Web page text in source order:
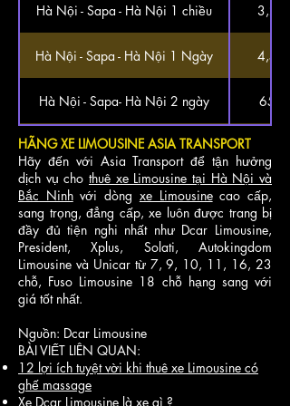
Hà Nội - Sapa - Hà Nội 1 chiều
Hà Nội - Sapa - Hà Nội 1 Ngày
Hà Nội - Sapa- Hà Nội 2 ngày
Hà Nội- Sapa- Hà Nội 3 ngày
City tour 1 ngày (theo chương trình)-
8 tiếng
City tour 1/2 ngày (theo chương
trình)
Hà Nội - Chùa Hương 1 ngày
Hà Nội – Đường Lâm - Hà Nội
Hà Nội - Chùa Thầy - Chùa Tây
Phương - Hà Nội
HÃNG XE LIMOUSINE ASIA TRANSPORT
Hãy đến với Asia Transport để tận hưởng
dịch vụ cho thuê xe Limousine tại Hà Nội và
Bắc Ninhvới dòng xe Limousinecao cấp,
sang trọng, đẳng cấp, xe luôn được trang bị
đầy đủ tiện nghi nhất như Dcar Limousine,
President, Xplus, Solati, Autokingdom
Limousine và Unicar từ 7, 9, 10, 11, 16, 23
chỗ, Fuso Limousine 18 chỗ hạng sang với
giá tốt nhất.
Nguồn: Dcar Limousine
BÀI VIẾT LIÊN QUAN:
12 lợi ích tuyệt vời khi thuê xe Limousine có
ghế massage
Xe Dcar Limousine là xe gì ?